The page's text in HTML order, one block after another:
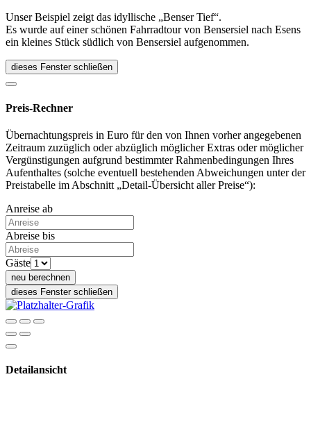
Unser Beispiel zeigt das idyllische „Benser Tief“.
Es wurde auf einer schönen Fahrradtour von Bensersiel nach Esens
ein kleines Stück südlich von Bensersiel aufgenommen.
dieses Fenster schließen
Preis-Rechner
Übernachtungspreis in Euro für den von Ihnen vorher angegebenen
Zeitraum zuzüglich oder abzüglich möglicher Extras oder möglicher
Vergünstigungen aufgrund bestimmter Rahmenbedingungen Ihres
Aufenthaltes (solche eventuell bestehenden Abweichungen unter der
Preistabelle im Abschnitt „Detail-Übersicht aller Preise“):
Anreise ab
Abreise bis
Gäste
neu berechnen
dieses Fenster schließen
Detailansicht